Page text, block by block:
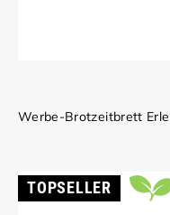
Werbe-Brotzeitbrett
TOPSELLER